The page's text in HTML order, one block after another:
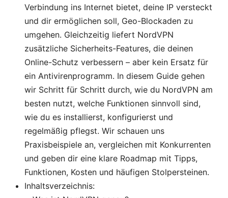
Verbindung ins Internet bietet, deine IP versteckt
und dir ermöglichen soll, Geo-Blockaden zu
umgehen. Gleichzeitig liefert NordVPN
zusätzliche Sicherheits-Features, die deinen
Online-Schutz verbessern – aber kein Ersatz für
ein Antivirenprogramm. In diesem Guide gehen
wir Schritt für Schritt durch, wie du NordVPN am
besten nutzt, welche Funktionen sinnvoll sind,
wie du es installierst, konfigurierst und
regelmäßig pflegst. Wir schauen uns
Praxisbeispiele an, vergleichen mit Konkurrenten
und geben dir eine klare Roadmap mit Tipps,
Funktionen, Kosten und häufigen Stolpersteinen.
Inhaltsverzeichnis: